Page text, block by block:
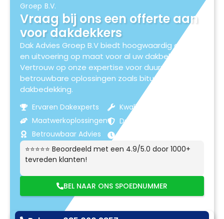
Groep B.V.
Vraag bij ons een offerte aan
voor dakdekkers
Dak Advies Groep B.V biedt hoogwaardig advies
en uitvoering op maat voor al uw dakbehoeften.
Vertrouw op onze expertise voor duurzame en
betrouwbare oplossingen zoals bitumen
dakbedekking.
Ervaren Dakexperts
Maatwerkoplossingen
Betrouwbaar Advies
Kwaliteitsmaterialen
Duurzame Resultaten
⭐⭐⭐⭐⭐ Beoordeeld met een 4.9/5.0 door 1000+
tevreden klanten!
BEL NAAR ONS SPOEDNUMMER